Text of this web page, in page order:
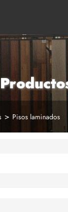
Pisos laminados